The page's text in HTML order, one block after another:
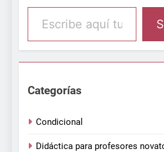
Escribe aquí tu email
Categorías
Condicional
Didáctica para profesores